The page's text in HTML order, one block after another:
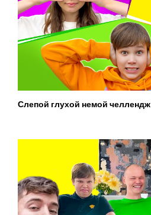
Слепой глухой немой челлендж